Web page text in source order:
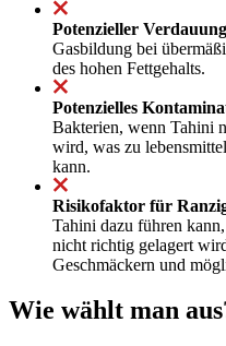
Potenzieller
Gasbildung bei
des hohen Fettgehalts.
Potenzielles
Bakterien, wenn Tahini
wird, was zu
kann.
Risikofaktor für
Tahini dazu führen
nicht richtig gelagert
Geschmäckern und
Wie wählt man